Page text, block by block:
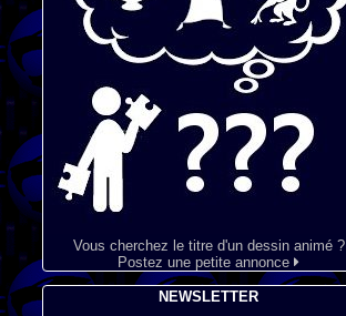
Vous cherchez le titre d'un dessin animé ?
Postez une petite annonce
NEWSLETTER